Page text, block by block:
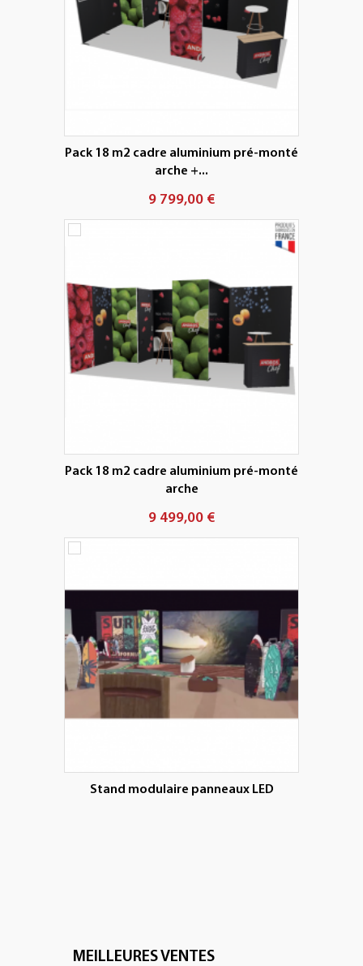
Pack 18 m2 cadre aluminium pré-monté
arche +...
9 799,00 €
Pack 18 m2 cadre aluminium pré-monté
arche
9 499,00 €
Stand modulaire panneaux LED
MEILLEURES VENTES